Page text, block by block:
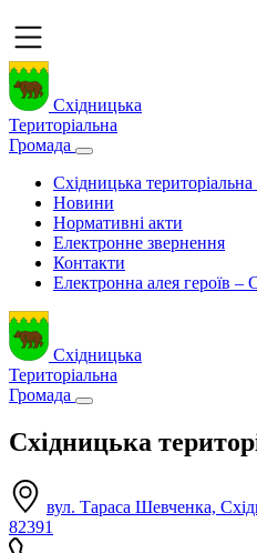
Східницька
Територіальна
Громада
Східницька
Новини
Нормативні акти
Електронне звернення
Контакти
Електронна алея героїв –
Східницька
Територіальна
Громада
Східницька
вул. Тараса Шевченка,
82391